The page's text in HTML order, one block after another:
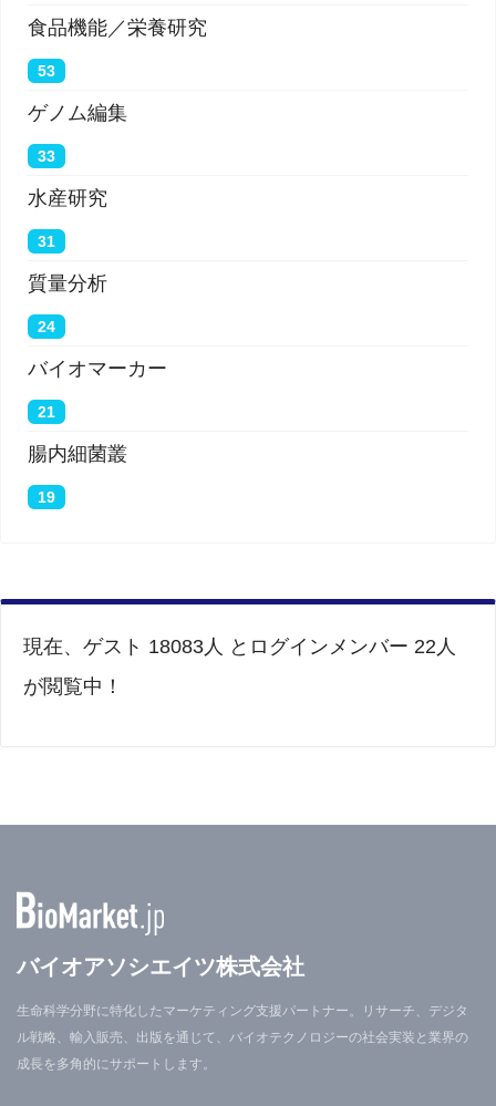
食品機能／栄養研究
53
ゲノム編集
33
水産研究
31
質量分析
24
バイオマーカー
21
腸内細菌叢
19
現在、ゲスト 18083人 とログインメンバー 22人
が閲覧中！
バイオアソシエイツ株式会社
生命科学分野に特化したマーケティング支援パートナー。リサーチ、デジタ
ル戦略、輸入販売、出版を通じて、バイオテクノロジーの社会実装と業界の
成長を多角的にサポートします。